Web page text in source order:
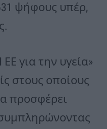
ψήφους υπέρ,
για την υγεία»
στους οποίους
προσφέρει